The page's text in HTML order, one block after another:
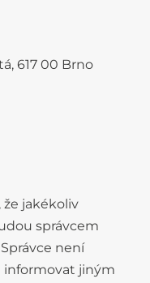
617 00 Brno
jakékoliv
správcem
není
informovat jiným